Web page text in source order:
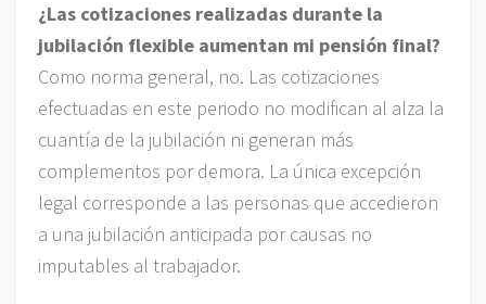
¿Las cotizaciones realizadas durante la
jubilación flexible aumentan mi pensión final?
Como norma general, no. Las cotizaciones
efectuadas en este periodo no modifican al alza la
cuantía de la jubilación ni generan más
complementos por demora. La única excepción
legal corresponde a las personas que accedieron
a una jubilación anticipada por causas no
imputables al trabajador.